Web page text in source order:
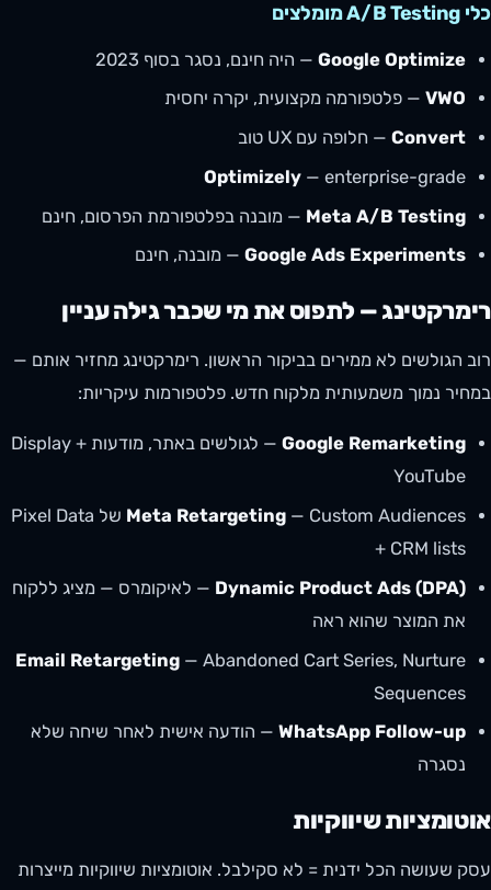
כלי A/B Testing מומלצים
Google Optimize — היה חינם, נסגר בסוף 2023
VWO — פלטפורמה מקצועית, יקרה יחסית
Convert — חלופה עם UX טוב
Optimizely— enterprise-grade
Meta A/B Testing — מובנה בפלטפורמת הפרסום, חינם
Google Ads Experiments — מובנה, חינם
רימרקטינג — לתפוס את מי שכבר גילה עניין
רוב הגולשים לא ממירים בביקור הראשון. רימרקטינג מחזיר אותם —
במחיר נמוך משמעותית מלקוח חדש. פלטפורמות עיקריות:
Google Remarketing
— לגולשים באתר, מודעות Display +
YouTube
Meta Retargeting
— Custom Audiences של Pixel Data
+ CRM lists
Dynamic Product Ads (DPA) — לאיקומרס — מציג ללקוח
את המוצר שהוא ראה
Email Retargeting— Abandoned Cart Series, Nurture
Sequences
WhatsApp Follow-up — הודעה אישית לאחר שיחה שלא
נסגרה
אוטומציות שיווקיות
עסק שעושה הכל ידנית = לא סקילבל. אוטומציות שיווקיות מייצרות